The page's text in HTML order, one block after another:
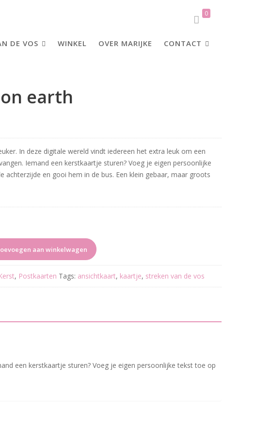
0
DE VOS WINKEL OVER MARIJKE CONTACT
earth
In deze digitale wereld vindt iedereen het extra leuk om een
Iemand een kerstkaartje sturen? Voeg je eigen persoonlijke
achterzijde en gooi hem in de bus. Een klein gebaar, maar groots
aan winkelwagen
, Postkaarten Tags: ansichtkaart, kaartje, streken van de vos
een kerstkaartje sturen? Voeg je eigen persoonlijke tekst toe op